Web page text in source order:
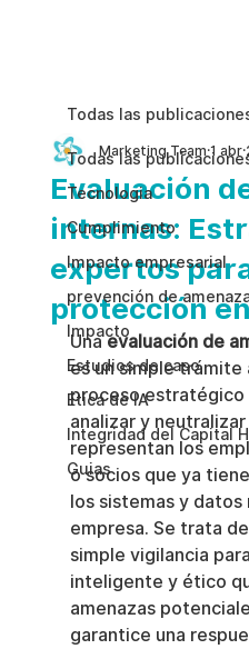
Todas las
Tecnologia
Cumplimiento
Impacto empresarial
prevención de
Impacto
Estudios de caso
Etica de IA
Integridad del Capital
Guias
Todas las
Evaluación
internas:
expertos
protección
Marketing Team 1 abr
Una evaluación de
es un simple trámite
proceso estratégico
analizar y
representan los
o socios que ya
los sistemas y datos
empresa. Se trata
simple vigilancia
inteligente y ético
amenazas
garantice una